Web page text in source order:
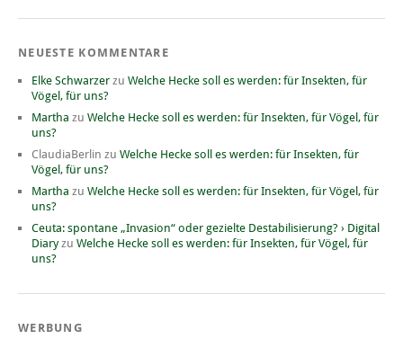
NEUESTE KOMMENTARE
Elke Schwarzer zu Welche Hecke soll es werden: für Insekten, für
Vögel, für uns?
Martha zu Welche Hecke soll es werden: für Insekten, für Vögel, für
uns?
ClaudiaBerlin zu Welche Hecke soll es werden: für Insekten, für
Vögel, für uns?
Martha zu Welche Hecke soll es werden: für Insekten, für Vögel, für
uns?
Ceuta: spontane „Invasion“ oder gezielte Destabilisierung? › Digital
Diaryzu Welche Hecke soll es werden: für Insekten, für Vögel, für
uns?
WERBUNG